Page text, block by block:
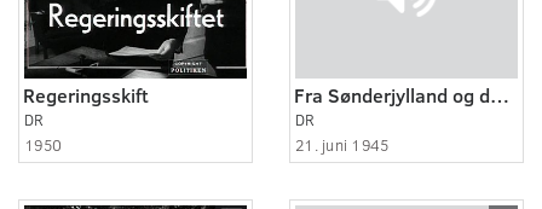
Regeringsskift
DR
1950
Fra Sønderjylland og den jyske vestkyst
DR
21. juni 1945